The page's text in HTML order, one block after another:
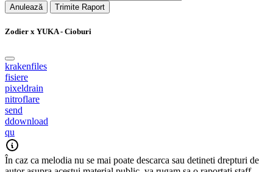
Anulează Trimite Raport
Zodier x YUKA - Cioburi
krakenfiles
fisiere
pixeldrain
nitroflare
send
ddownload
qu
În caz ca melodia nu se mai poate descarca sau detineti drepturi de